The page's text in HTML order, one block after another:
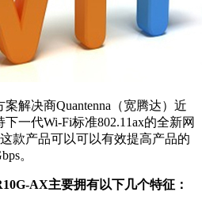
决商Quantenna（宽腾达）近
一代Wi-Fi标准802.11ax的全新网
款产品可以可以有效提高产品的
。
AX主要拥有以下几个特征：